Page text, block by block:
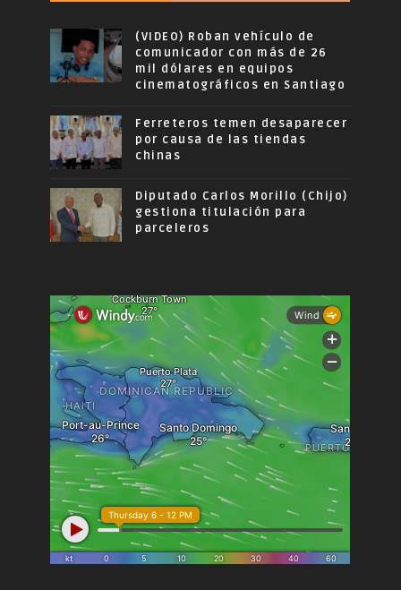
(VIDEO) Roban vehículo de
comunicador con más de 26
mil dólares en equipos
cinematográficos en Santiago
Ferreteros temen desaparecer
por causa de las tiendas
chinas
Diputado Carlos Morillo (Chijo)
gestiona titulación para
parceleros